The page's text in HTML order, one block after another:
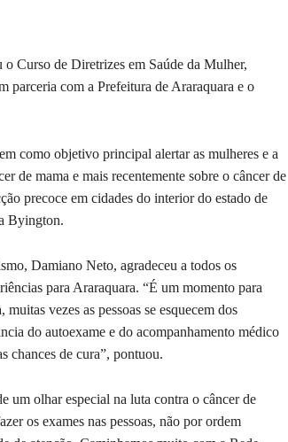
Curso de Diretrizes em Saúde da Mulher,
parceria com a Prefeitura de Araraquara e o
como objetivo principal alertar as mulheres e a
de mama e mais recentemente sobre o câncer de
precoce em cidades do interior do estado de
Byington.
Damiano Neto, agradeceu a todos os
para Araraquara. “É um momento para
vezes as pessoas se esquecem dos
do autoexame e do acompanhamento médico
chances de cura”, pontuou.
um olhar especial na luta contra o câncer de
os exames nas pessoas, não por ordem